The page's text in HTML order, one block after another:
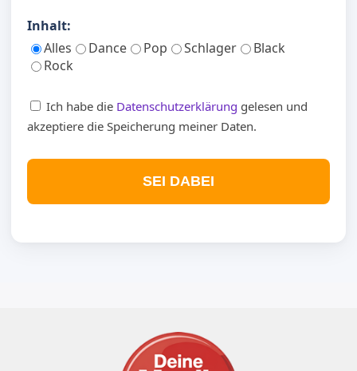
Inhalt:
Alles
Dance Pop Schlager
Black
Rock
Ich habe die Datenschutzerklärung gelesen und
akzeptiere die Speicherung meiner Daten.
SEI DABEI